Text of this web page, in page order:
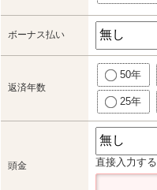
ボーナス払い
返済年数
50年
25年
頭金 直接入力する